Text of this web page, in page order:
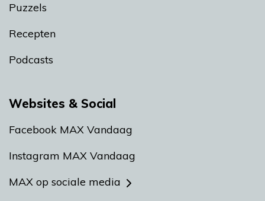
Puzzels
Recepten
Podcasts
Websites & Social
Facebook MAX Vandaag
Instagram MAX Vandaag
MAX op sociale media